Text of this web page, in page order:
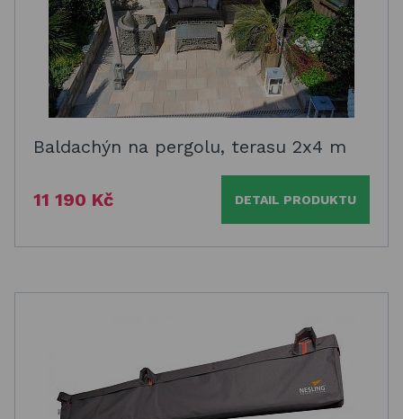
Baldachýn na pergolu, terasu 2x4 m
11 190 Kč DETAIL PRODUKTU